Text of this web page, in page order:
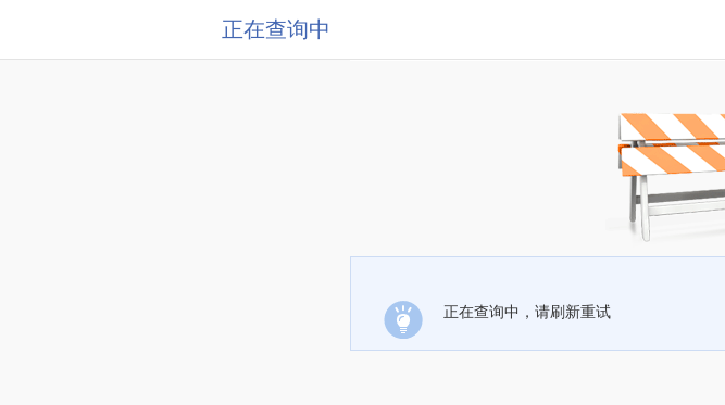
正在查询中
正在查询中，请刷新重试